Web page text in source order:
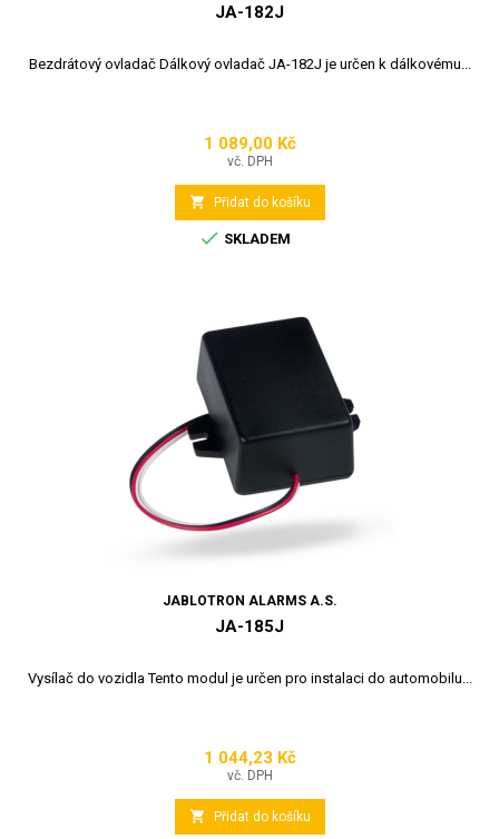
JA-182J
Bezdrátový ovladač Dálkový ovladač JA-182J je určen k dálkovému...
Cena
1 089,00 Kč
vč. DPH
 Přidat do košíku
 SKLADEM
JABLOTRON ALARMS A.S.
JA-185J
Vysílač do vozidla Tento modul je určen pro instalaci do automobilu...
Cena
1 044,23 Kč
vč. DPH
 Přidat do košíku